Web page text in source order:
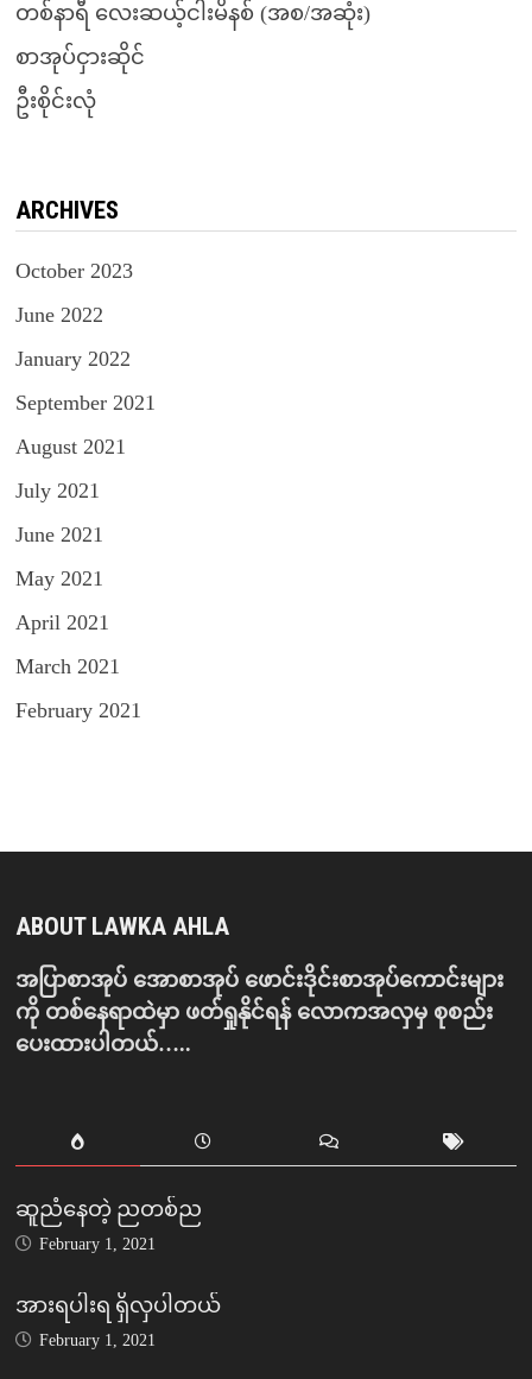
တစ်နာရီ လေးဆယ့်ငါးမိနစ် (အစ/အဆုံး)
စာအုပ်ငှားဆိုင်
ဦးစိုင်းလုံ
ARCHIVES
October 2023
June 2022
January 2022
September 2021
August 2021
July 2021
June 2021
May 2021
April 2021
March 2021
February 2021
ABOUT LAWKA AHLA
အပြာစာအုပ် အောစာအုပ် ဖောင်းဒိုင်းစာအုပ်ကောင်းများ
ကို တစ်နေရာထဲမှာ ဖတ်ရှုနိုင်ရန် လောကအလှမှ စုစည်း
ပေးထားပါတယ်…..
ဆူညံနေတဲ့ ညတစ်ည
February 1, 2021
အားရပါးရ ရှိလှပါတယ်
February 1, 2021